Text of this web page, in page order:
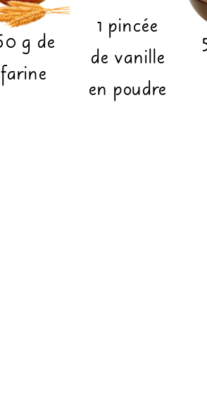
g de
farine
1 pincée
de vanille
en poudre